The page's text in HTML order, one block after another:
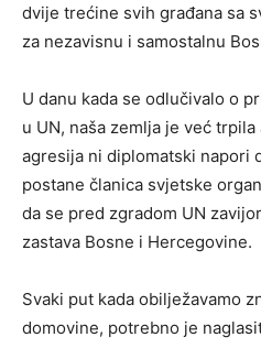
dvije trećine svih građana sa
za nezavisnu i samostalnu
U danu kada se odlučivalo o
u UN, naša zemlja je već
agresija ni diplomatski napori
postane članica svjetske
da se pred zgradom UN
zastava Bosne i Hercegovine.
Svaki put kada obilježavamo
domovine, potrebno je